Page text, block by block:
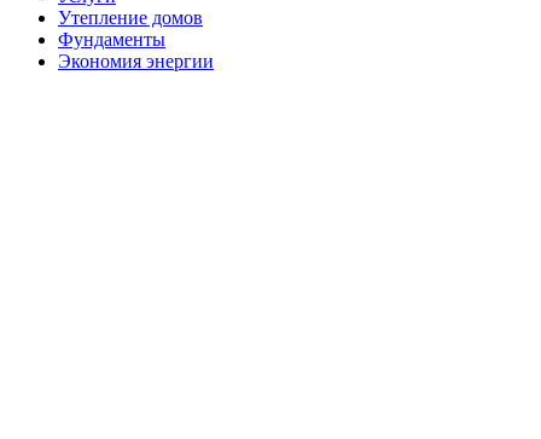
Утепление домов
Фундаменты
Экономия энергии